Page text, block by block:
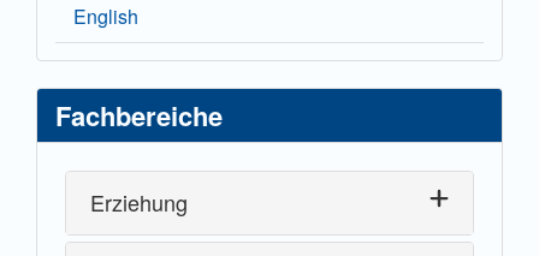
English
Fachbereiche
Erziehung